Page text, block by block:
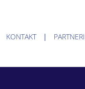
KONTAKT PARTNERI